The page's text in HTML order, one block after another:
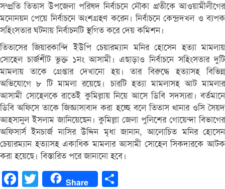
সম্প্রতি তিতাস উপজেলা পরিষদ নির্বাচনে নৌকা প্রতীকে আওয়ামীলীগের
মনোনয়ন পেয়ে নির্বাচনে অংশগ্রহণ করেন। নির্বাচনে কেন্দ্রদখল ও ব্যপক
সহিংসতার ঘটনায় নির্বাচনটি স্থগিত করে দেয় কমিশন।
তিতাসের জিয়ারকান্দি ইউপি চেয়ারম্যান মনির হোসেন হত্যা মামলায়
সোহেল চার্জশীট ভুক্ত ১নং আসামী। এছাড়াও নির্বাচনে সহিংসতার দুটি
মামলায় তাকে গ্রেপ্তার দেখানো হয়। তার বিরুদ্ধে হত্যাসহ বিভিন্ন
অভিযোগে ৮ টি মামলা রয়েছে। চারটি হত্যা মামলাসহ আট মামলার
আসামী সোহেলকে রাতেই কুমিল্লায় নিয়ে আসে ডিবি সদস্যরা। বর্তমানে
ডিবি অফিসে তাকে জিজ্ঞাসাবাদ করা হচ্ছে বলে তিতাস থানার ওসি সৈয়দ
আহসানুল ইসলাম জানিয়েছেন। কুমিল্লা জেলা পুলিশের গোয়েন্দা বিভাগের
অফিসার্স ইনচার্জ নাসির উদ্দিন মৃধা জানান, আলোচিত মনির হোসেন
চেয়ারম্যান হত্যাসহ একাধিক মামলার আসামী সোহেল সিকদারকে আটক
করা হয়েছে। বিস্তারিত পরে জানানো হবে।
FacebookTwitter Share